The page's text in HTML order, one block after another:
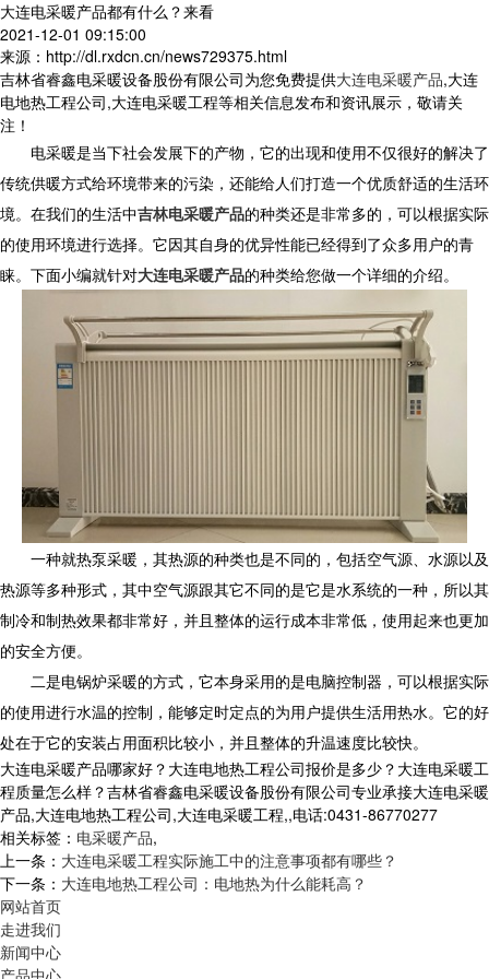
大连电采暖产品都有什么？来看
2021-12-01 09:15:00
来源：http://dl.rxdcn.cn/news729375.html
吉林省睿鑫电采暖设备股份有限公司为您免费提供大连电采暖产品,大连
电地热工程公司,大连电采暖工程等相关信息发布和资讯展示，敬请关
注！
电采暖是当下社会发展下的产物，它的出现和使用不仅很好的解决了
传统供暖方式给环境带来的污染，还能给人们打造一个优质舒适的生活环
境。在我们的生活中吉林电采暖产品的种类还是非常多的，可以根据实际
的使用环境进行选择。它因其自身的优异性能已经得到了众多用户的青
睐。下面小编就针对大连电采暖产品的种类给您做一个详细的介绍。
一种就热泵采暖，其热源的种类也是不同的，包括空气源、水源以及
热源等多种形式，其中空气源跟其它不同的是它是水系统的一种，所以其
制冷和制热效果都非常好，并且整体的运行成本非常低，使用起来也更加
的安全方便。
二是电锅炉采暖的方式，它本身采用的是电脑控制器，可以根据实际
的使用进行水温的控制，能够定时定点的为用户提供生活用热水。它的好
处在于它的安装占用面积比较小，并且整体的升温速度比较快。
大连电采暖产品哪家好？大连电地热工程公司报价是多少？大连电采暖工
程质量怎么样？吉林省睿鑫电采暖设备股份有限公司专业承接大连电采暖
产品,大连电地热工程公司,大连电采暖工程,,电话:0431-86770277
相关标签： 电采暖产品,
上一条： 大连电采暖工程实际施工中的注意事项都有哪些？
下一条： 大连电地热工程公司：电地热为什么能耗高？
网站首页
走进我们
新闻中心